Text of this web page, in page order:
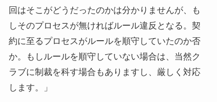
回はそこがどうだったのかは分かりませんが、も
しそのプロセスが無ければルール違反となる。契
約に至るプロセスがルールを順守していたのか否
か。もしルールを順守していない場合は、当然ク
ラブに制裁を科す場合もありますし、厳しく対応
します。」